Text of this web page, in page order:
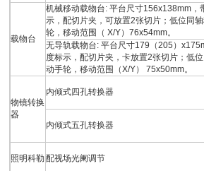
载物台
机械移动载物台: 平台尺寸156x138mm，
示，配切片夹，可放置2张切片；低位同
轮，移动范围（ X/Y）76x54mm。
无导轨载物台: 平台尺寸179（205）
度标示，配切片夹，卡放置2张切片；低
动手轮，移动范围（X/Y） 75x50mm。
物镜转换
器
内倾式四孔转换器
内倾式五孔转换器
照明科勒 配视场光阑调节